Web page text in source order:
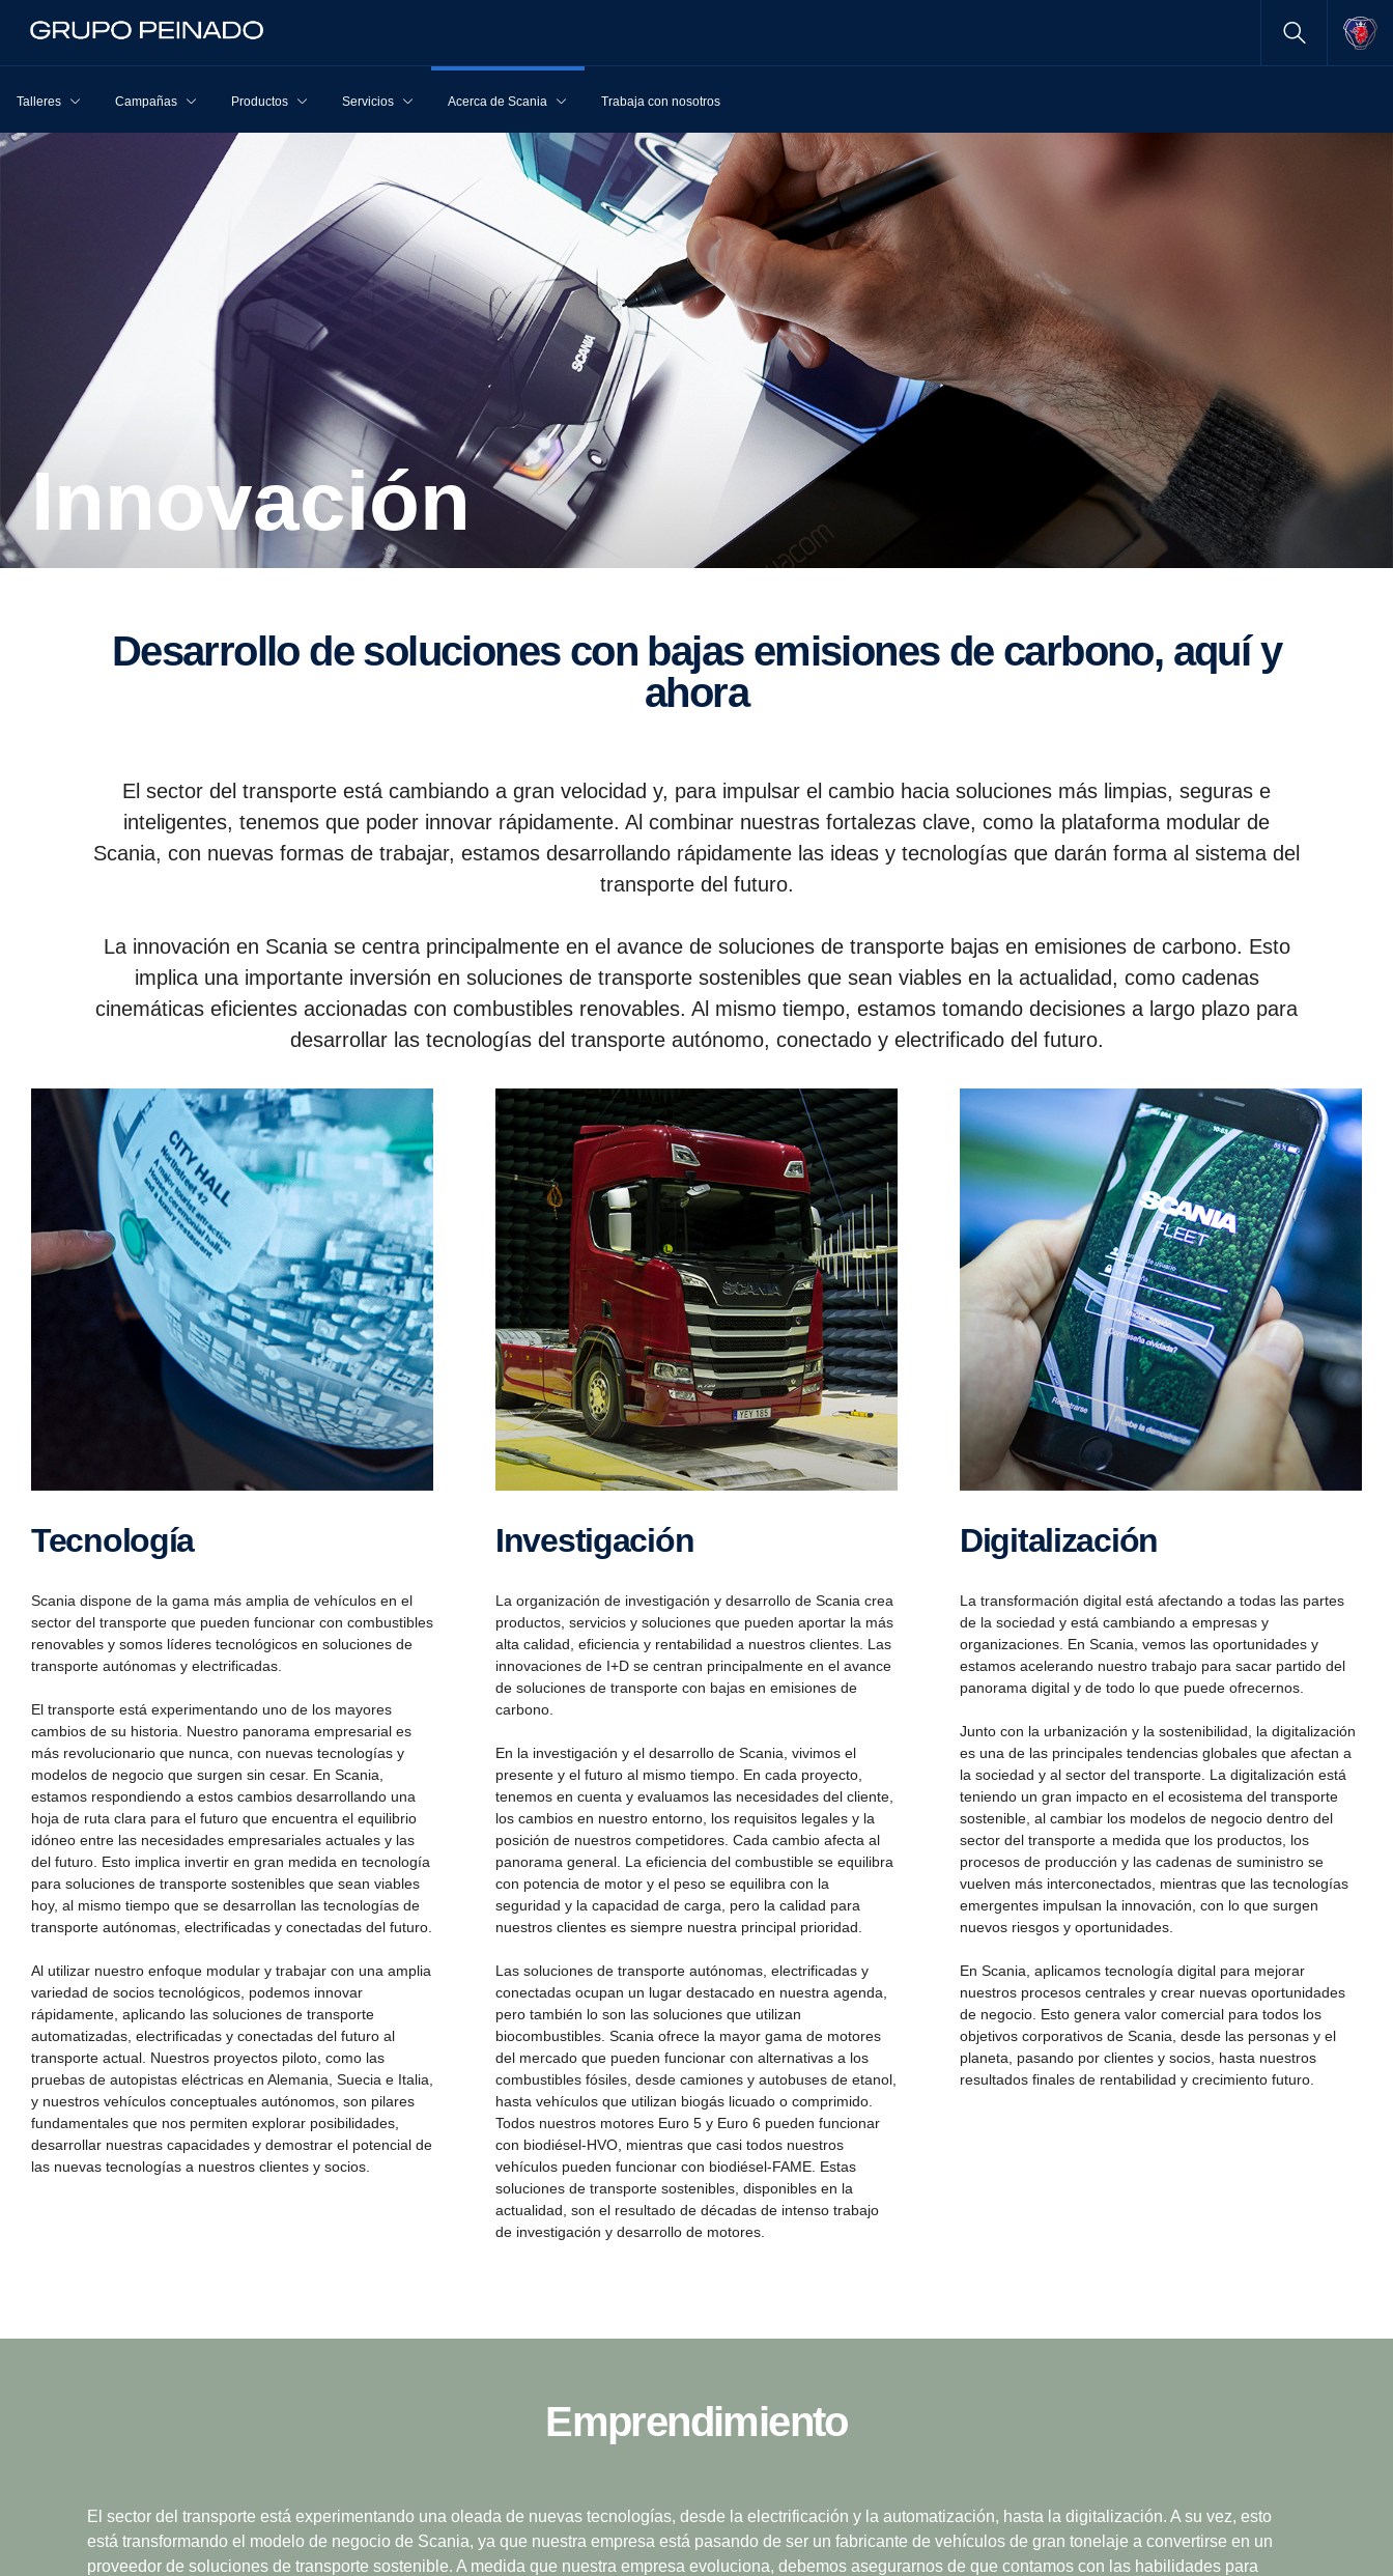
Talleres Campañas Productos Servicios Acerca de Scania Trabaja con nosotros
Innova­ción
Desarrollo de soluciones con bajas emisiones de carbono, aquí y
ahora
El sector del transporte está cambiando a gran velocidad y, para impulsar el cambio hacia soluciones más limpias, seguras e
inteligentes, tenemos que poder innovar rápidamente. Al combinar nuestras fortalezas clave, como la plataforma modular de
Scania, con nuevas formas de trabajar, estamos desarrollando rápidamente las ideas y tecnologías que darán forma al sistema del
transporte del futuro.
La innovación en Scania se centra principalmente en el avance de soluciones de transporte bajas en emisiones de carbono. Esto
implica una importante inversión en soluciones de transporte sostenibles que sean viables en la actualidad, como cadenas
cinemáticas eficientes accionadas con combustibles renovables. Al mismo tiempo, estamos tomando decisiones a largo plazo para
desarrollar las tecnologías del transporte autónomo, conectado y electrificado del futuro.
Tecno­logía
Scania dispone de la gama más amplia de vehículos en el
sector del transporte que pueden funcionar con combustibles
renovables y somos líderes tecnológicos en soluciones de
transporte autónomas y electrificadas.
El transporte está experimentando uno de los mayores
cambios de su historia. Nuestro panorama empresarial es
más revolucionario que nunca, con nuevas tecnologías y
modelos de negocio que surgen sin cesar. En Scania,
estamos respondiendo a estos cambios desarrollando una
hoja de ruta clara para el futuro que encuentra el equilibrio
idóneo entre las necesidades empresariales actuales y las
del futuro. Esto implica invertir en gran medida en tecnología
para soluciones de transporte sostenibles que sean viables
hoy, al mismo tiempo que se desarrollan las tecnologías de
transporte autónomas, electrificadas y conectadas del futuro.
Al utilizar nuestro enfoque modular y trabajar con una amplia
variedad de socios tecnológicos, podemos innovar
rápidamente, aplicando las soluciones de transporte
automatizadas, electrificadas y conectadas del futuro al
transporte actual. Nuestros proyectos piloto, como las
pruebas de autopistas eléctricas en Alemania, Suecia e Italia,
y nuestros vehículos conceptuales autónomos, son pilares
fundamentales que nos permiten explorar posibilidades,
desarrollar nuestras capacidades y demostrar el potencial de
las nuevas tecnologías a nuestros clientes y socios.
Inves­ti­ga­ción
La organización de investigación y desarrollo de Scania crea
productos, servicios y soluciones que pueden aportar la más
alta calidad, eficiencia y rentabilidad a nuestros clientes. Las
innovaciones de I+D se centran principalmente en el avance
de soluciones de transporte con bajas en emisiones de
carbono.
En la investigación y el desarrollo de Scania, vivimos el
presente y el futuro al mismo tiempo. En cada proyecto,
tenemos en cuenta y evaluamos las necesidades del cliente,
los cambios en nuestro entorno, los requisitos legales y la
posición de nuestros competidores. Cada cambio afecta al
panorama general. La eficiencia del combustible se equilibra
con potencia de motor y el peso se equilibra con la
seguridad y la capacidad de carga, pero la calidad para
nuestros clientes es siempre nuestra principal prioridad.
Las soluciones de transporte autónomas, electrificadas y
conectadas ocupan un lugar destacado en nuestra agenda,
pero también lo son las soluciones que utilizan
biocombustibles. Scania ofrece la mayor gama de motores
del mercado que pueden funcionar con alternativas a los
combustibles fósiles, desde camiones y autobuses de etanol,
hasta vehículos que utilizan biogás licuado o comprimido.
Todos nuestros motores Euro 5 y Euro 6 pueden funcionar
con biodiésel-HVO, mientras que casi todos nuestros
vehículos pueden funcionar con biodiésel-FAME. Estas
soluciones de transporte sostenibles, disponibles en la
actualidad, son el resultado de décadas de intenso trabajo
de investigación y desarrollo de motores.
Digita­li­za­ción
La transformación digital está afectando a todas las partes
de la sociedad y está cambiando a empresas y
organizaciones. En Scania, vemos las oportunidades y
estamos acelerando nuestro trabajo para sacar partido del
panorama digital y de todo lo que puede ofrecernos.
Junto con la urbanización y la sostenibilidad, la digitalización
es una de las principales tendencias globales que afectan a
la sociedad y al sector del transporte. La digitalización está
teniendo un gran impacto en el ecosistema del transporte
sostenible, al cambiar los modelos de negocio dentro del
sector del transporte a medida que los productos, los
procesos de producción y las cadenas de suministro se
vuelven más interconectados, mientras que las tecnologías
emergentes impulsan la innovación, con lo que surgen
nuevos riesgos y oportunidades.
En Scania, aplicamos tecnología digital para mejorar
nuestros procesos centrales y crear nuevas oportunidades
de negocio. Esto genera valor comercial para todos los
objetivos corporativos de Scania, desde las personas y el
planeta, pasando por clientes y socios, hasta nuestros
resultados finales de rentabilidad y crecimiento futuro.
Empren­di­miento
El sector del transporte está experimentando una oleada de nuevas tecnologías, desde la electrificación y la automatización, hasta la digitalización. A su vez, esto
está transformando el modelo de negocio de Scania, ya que nuestra empresa está pasando de ser un fabricante de vehículos de gran tonelaje a convertirse en un
proveedor de soluciones de transporte sostenible. A medida que nuestra empresa evoluciona, debemos asegurarnos de que contamos con las habilidades para